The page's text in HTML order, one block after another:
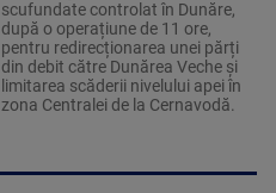
scufundate controlat în Dunăre,
după o operațiune de 11 ore,
pentru redirecționarea unei părți
din debit către Dunărea Veche și
limitarea scăderii nivelului apei în
zona Centralei de la Cernavodă.